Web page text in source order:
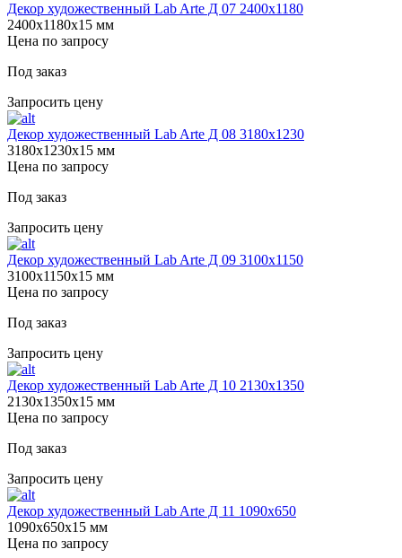
Декор художественный Lab Arte Д 07 2400х1180
2400х1180х15 мм
Цена по запросу
Под заказ
Запросить цену
Декор художественный Lab Arte Д 08 3180х1230
3180х1230х15 мм
Цена по запросу
Под заказ
Запросить цену
Декор художественный Lab Arte Д 09 3100х1150
3100х1150х15 мм
Цена по запросу
Под заказ
Запросить цену
Декор художественный Lab Arte Д 10 2130х1350
2130х1350х15 мм
Цена по запросу
Под заказ
Запросить цену
Декор художественный Lab Arte Д 11 1090х650
1090х650х15 мм
Цена по запросу